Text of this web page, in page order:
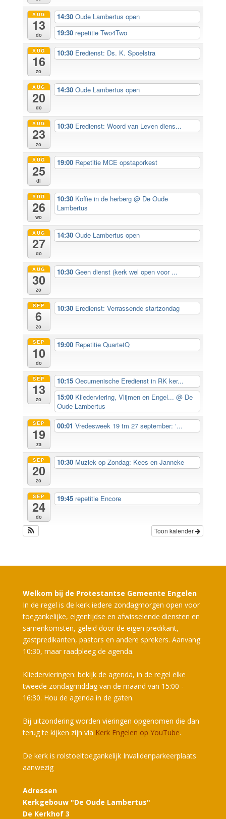
AUG
13
do
14:30Oude Lambertus open
19:30 repetitie Two4Two
AUG
16
zo
10:30 Eredienst: Ds. K. Spoelstra
AUG
20
do
14:30Oude Lambertus open
AUG
23
zo
10:30 Eredienst: Woord van Leven diens...
AUG
25
di
19:00 Repetitie MCE opstaporkest
AUG
26
wo
10:30 Koffie in de herberg@ De Oude
Lambertus
AUG
27
do
14:30Oude Lambertus open
AUG
30
zo
10:30Geen dienst (kerk wel open voor ...
SEP
6
zo
10:30 Eredienst: Verrassende startzondag
SEP
10
do
19:00 Repetitie QuartetQ
SEP
13
zo
10:15Oecumenische Eredienst in RK ker...
15:00 Kliederviering, Vlijmen en Engel...@ De
Oude Lambertus
SEP
19
za
00:01Vredesweek 19 tm 27 september: ‘...
SEP
20
zo
10:30 Muziek op Zondag: Kees en Janneke
SEP
24
do
19:45 repetitie Encore
Toon kalender
Welkom bij de Protestantse Gemeente Engelen
In de regel is de kerk iedere zondagmorgen open voor
toegankelijke, eigentijdse en afwisselende diensten en
samenkomsten, geleid door de eigen predikant,
gastpredikanten, pastors en andere sprekers. Aanvang
10:30, maar raadpleeg de agenda.
Kliedervieringen: bekijk de agenda, in de regel elke
tweede zondagmiddag van de maand van 15:00 -
16:30. Hou de agenda in de gaten.
Bij uitzondering worden vieringen opgenomen die dan
terug te kijken zijn via Kerk Engelen op YouTube.
De kerk is rolstoeltoegankelijk Invalidenparkeerplaats
aanwezig
Adressen
Kerkgebouw "De Oude Lambertus"
De Kerkhof 3